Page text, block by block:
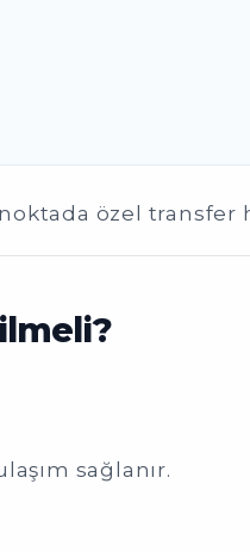
özel transfer
sağlanır.